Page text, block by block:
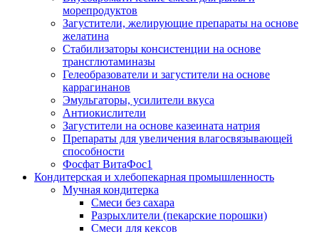
морепродуктов
Загустители, желирующие препараты на основе
желатина
Стабилизаторы консистенции на основе
трансглютаминазы
Гелеобразователи и загустители на основе
каррагинанов
Эмульгаторы, усилители вкуса
Антиокислители
Загустители на основе казеината натрия
Препараты для увеличения влагосвязывающей
способности
Фосфат ВитаФос1
Кондитерская и хлебопекарная промышленность
Мучная кондитерка
Смеси без сахара
Разрыхлители (пекарские порошки)
Смеси для кексов